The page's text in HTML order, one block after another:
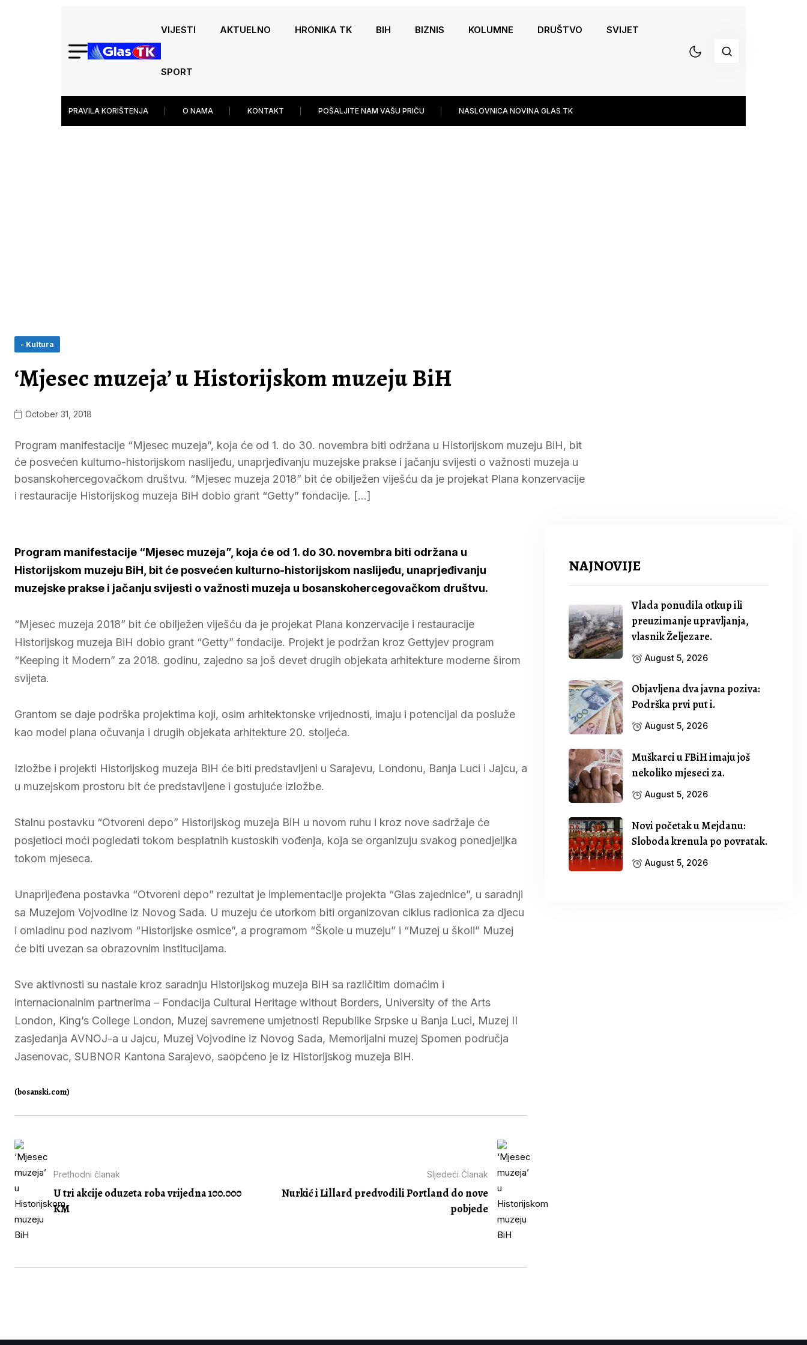
VIJESTI AKTUELNO HRONIKA TK BIH BIZNIS KOLUMNE DRUŠTVO SVIJET
SPORT
PRAVILA KORIŠTENJA O NAMA KONTAKT POŠALJITE NAM VAŠU PRIČU NASLOVNICA NOVINA GLAS TK
- Kultura
‘Mjesec muzeja’ u Historijskom muzeju BiH
October 31, 2018
Program manifestacije “Mjesec muzeja”, koja će od 1. do 30. novembra biti održana u Historijskom muzeju BiH, bit
će posvećen kulturno-historijskom naslijeđu, unaprjeđivanju muzejske prakse i jačanju svijesti o važnosti muzeja u
bosanskohercegovačkom društvu. “Mjesec muzeja 2018” bit će obilježen viješću da je projekat Plana konzervacije
i restauracije Historijskog muzeja BiH dobio grant “Getty” fondacije. […]
Program manifestacije “Mjesec muzeja”, koja će od 1. do 30. novembra biti održana u
Historijskom muzeju BiH, bit će posvećen kulturno-historijskom naslijeđu, unaprjeđivanju
muzejske prakse i jačanju svijesti o važnosti muzeja u bosanskohercegovačkom društvu.
“Mjesec muzeja 2018” bit će obilježen viješću da je projekat Plana konzervacije i restauracije
Historijskog muzeja BiH dobio grant “Getty” fondacije. Projekt je podržan kroz Gettyjev program
“Keeping it Modern” za 2018. godinu, zajedno sa još devet drugih objekata arhitekture moderne širom
svijeta.
Grantom se daje podrška projektima koji, osim arhitektonske vrijednosti, imaju i potencijal da posluže
kao model plana očuvanja i drugih objekata arhitekture 20. stoljeća.
Izložbe i projekti Historijskog muzeja BiH će biti predstavljeni u Sarajevu, Londonu, Banja Luci i Jajcu, a
u muzejskom prostoru bit će predstavljene i gostujuće izložbe.
Stalnu postavku “Otvoreni depo” Historijskog muzeja BiH u novom ruhu i kroz nove sadržaje će
posjetioci moći pogledati tokom besplatnih kustoskih vođenja, koja se organizuju svakog ponedjeljka
tokom mjeseca.
Unaprijeđena postavka “Otvoreni depo” rezultat je implementacije projekta “Glas zajednice”, u saradnji
sa Muzejom Vojvodine iz Novog Sada. U muzeju će utorkom biti organizovan ciklus radionica za djecu
i omladinu pod nazivom “Historijske osmice”, a programom “Škole u muzeju” i “Muzej u školi” Muzej
će biti uvezan sa obrazovnim institucijama.
Sve aktivnosti su nastale kroz saradnju Historijskog muzeja BiH sa različitim domaćim i
internacionalnim partnerima – Fondacija Cultural Heritage without Borders, University of the Arts
London, King’s College London, Muzej savremene umjetnosti Republike Srpske u Banja Luci, Muzej II
zasjedanja AVNOJ-a u Jajcu, Muzej Vojvodine iz Novog Sada, Memorijalni muzej Spomen područja
Jasenovac, SUBNOR Kantona Sarajevo, saopćeno je iz Historijskog muzeja BiH.
(bosanski.com)
Prethodni članak
U tri akcije oduzeta roba vrijedna 100.000
KM
Sljedeći Članak
Nurkić i Lillard predvodili Portland do nove
pobjede
NAJNOVIJE
Vlada ponudila otkup ili
preuzimanje upravljanja,
vlasnik Željezare.
August 5, 2026
Objavljena dva javna poziva:
Podrška prvi put i.
August 5, 2026
Muškarci u FBiH imaju još
nekoliko mjeseci za.
August 5, 2026
Novi početak u Mejdanu:
Sloboda krenula po povratak.
August 5, 2026